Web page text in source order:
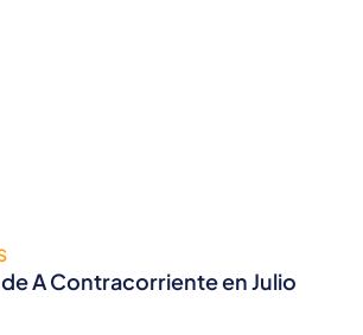
A Contracorriente en Julio